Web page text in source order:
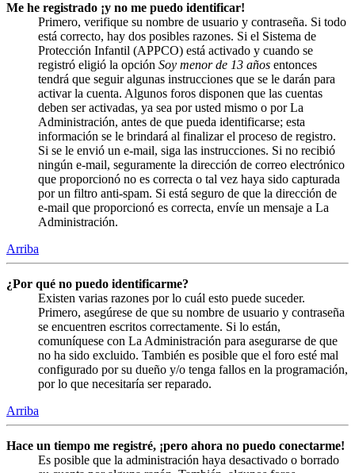
Me he registrado ¡y no me puedo identificar!
Primero, verifique su nombre de usuario y contraseña. Si todo
está correcto, hay dos posibles razones. Si el Sistema de
Protección Infantil (APPCO) está activado y cuando se
registró eligió la opción Soy menor de 13 años entonces
tendrá que seguir algunas instrucciones que se le darán para
activar la cuenta. Algunos foros disponen que las cuentas
deben ser activadas, ya sea por usted mismo o por La
Administración, antes de que pueda identificarse; esta
información se le brindará al finalizar el proceso de registro.
Si se le envió un e-mail, siga las instrucciones. Si no recibió
ningún e-mail, seguramente la dirección de correo electrónico
que proporcionó no es correcta o tal vez haya sido capturada
por un filtro anti-spam. Si está seguro de que la dirección de
e-mail que proporcionó es correcta, envíe un mensaje a La
Administración.
Arriba
¿Por qué no puedo identificarme?
Existen varias razones por lo cuál esto puede suceder.
Primero, asegúrese de que su nombre de usuario y contraseña
se encuentren escritos correctamente. Si lo están,
comuníquese con La Administración para asegurarse de que
no ha sido excluido. También es posible que el foro esté mal
configurado por su dueño y/o tenga fallos en la programación,
por lo que necesitaría ser reparado.
Arriba
Hace un tiempo me registré, ¡pero ahora no puedo conectarme!
Es posible que la administración haya desactivado o borrado